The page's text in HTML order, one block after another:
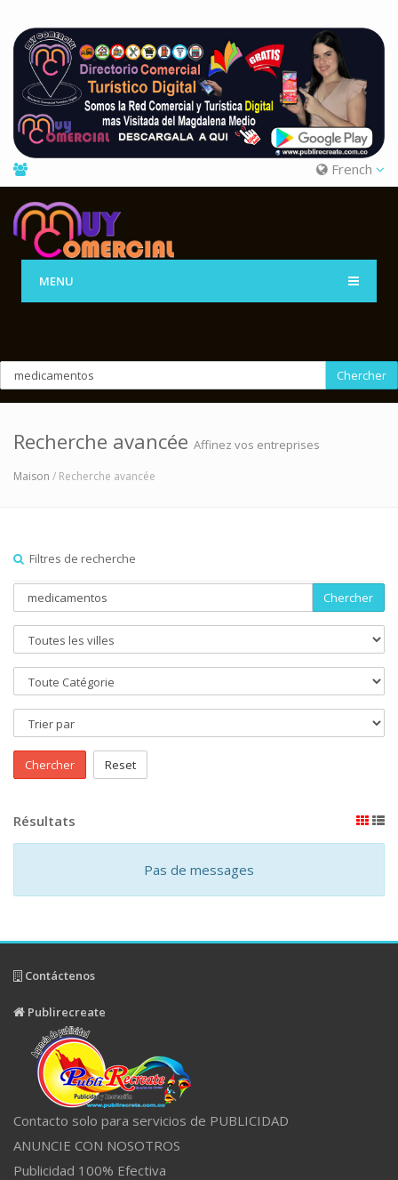
French
MENU
Chercher
Recherche avancée Affinez vos entreprises
Maison / Recherche avancée
Filtres de recherche
Chercher
Chercher Reset
Résultats
Pas de messages
Contáctenos
Publirecreate
Contacto solo para servicios de PUBLICIDAD
ANUNCIE CON NOSOTROS
Publicidad 100% Efectiva